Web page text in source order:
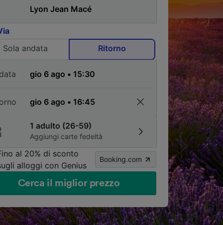
Sola andata
Ritorno
1 adulto (26-59)
Aggiungi carte fedeltà
al 20% di sconto
alloggi con Genius
Booking.com
Cerca il miglior prezzo